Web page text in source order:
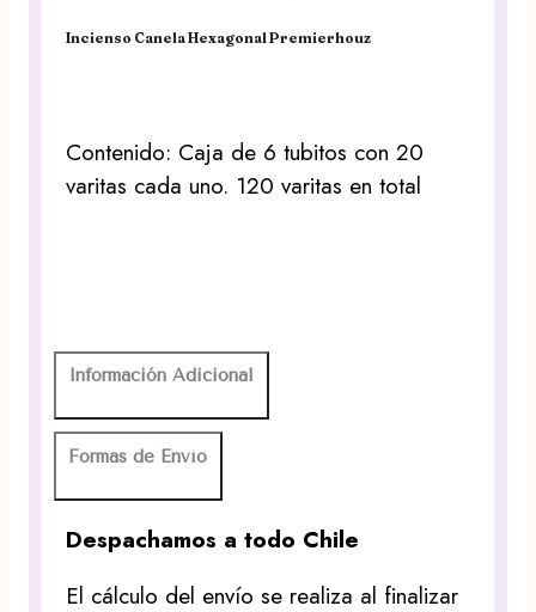
Incienso Canela Hexagonal Premierhouz
Contenido: Caja de 6 tubitos con 20
varitas cada uno. 120 varitas en total
Información Adicional
Formas de Envío
Despachamos a todo Chile
El cálculo del envío se realiza al finalizar